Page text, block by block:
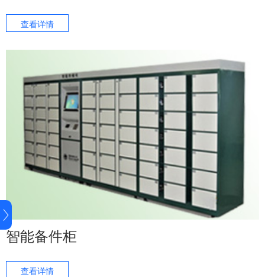
查看详情
智能备件柜
查看详情